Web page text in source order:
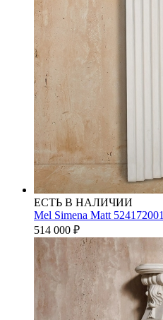
ЕСТЬ В НАЛИЧИИ
Mel Simena Matt 524172001
514 000 ₽